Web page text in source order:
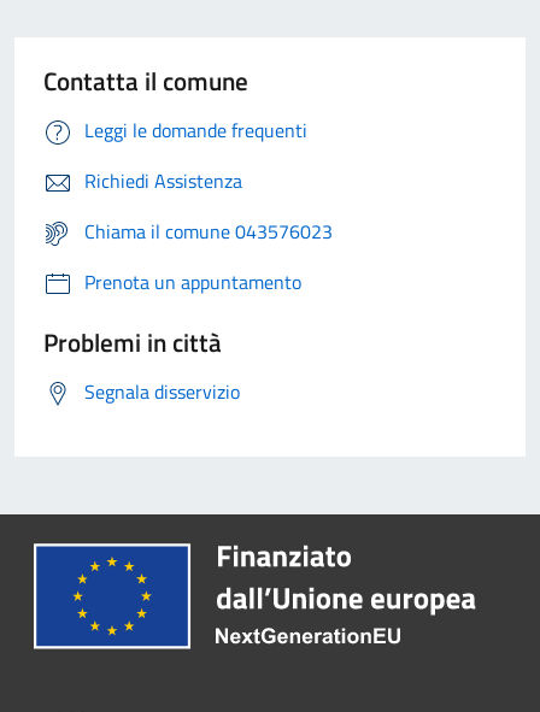
Contatta il comune
Leggi le domande frequenti
Richiedi Assistenza
Chiama il comune 043576023
Prenota un appuntamento
Problemi in città
Segnala disservizio